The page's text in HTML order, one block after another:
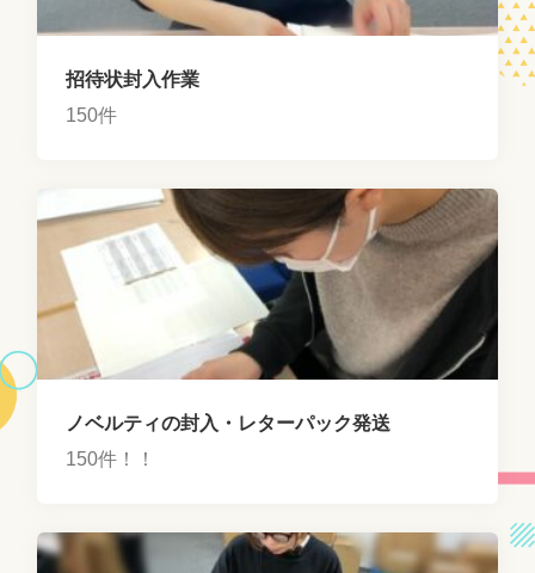
招待状封入作業
150件
ノベルティの封入・レターパック発送
150件！！